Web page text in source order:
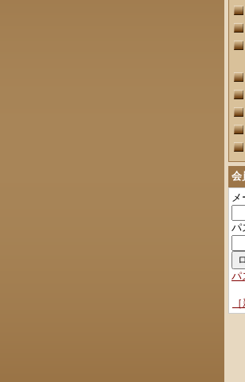
会
パ
パ